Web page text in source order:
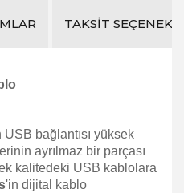
TAKSIT
bağlantısı yüksek
ayrılmaz bir parçası
kalitedeki USB kablolara
'in dijital kablo